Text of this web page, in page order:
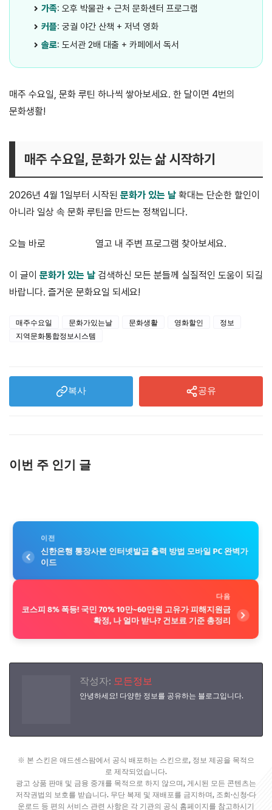
가족: 오후 박물관 + 근처 문화센터 프로그램
커플: 궁궐 야간 산책 + 저녁 영화
솔로: 도서관 2배 대출 + 카페에서 독서
매주 수요일, 문화 루틴 하나씩 쌓아보세요. 한 달이면 4번의
문화생활!
매주 수요일, 문화가 있는 삶 시작하기
2026년 4월 1일부터 시작된 문화가 있는 날 확대는 단순한 할인이
아니라 일상 속 문화 루틴을 만드는 정책입니다.
오늘 바로 열고 내 주변 프로그램 찾아보세요.
이 글이 문화가 있는 날 검색하신 모든 분들께 실질적인 도움이 되길
바랍니다. 즐거운 문화요일 되세요!
매주수요일 문화가있는날 문화생활 영화할인
정보
지역문화통합정보시스템
복사 공유
이번 주 인기 글
이전
신한은행 통장사본 인터넷발급 출력 방법 모바일 PC 완벽가
이드
다음
코스피 8% 폭등! 국민 70% 10만~60만원 고유가 피해지원금
확정, 나 얼마 받나? 건보료 기준 총정리
작성자: 모든정보
안녕하세요! 다양한 정보를 공유하는 블로그입니다.
※ 본 스킨은 애드센스팜에서 공식 배포하는 스킨으로, 정보 제공을 목적으
로 제작되었습니다.
광고 상품 판매 및 금융 중개를 목적으로 하지 않으며, 게시된 모든 콘텐츠는
저작권법의 보호를 받습니다. 무단 복제 및 재배포를 금지하며, 조회·신청·다
운로드 등 편의 서비스 관련 사항은 각 기관의 공식 홈페이지를 참고하시기